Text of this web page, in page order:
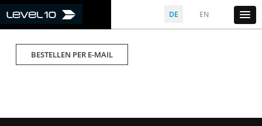
DE EN
BESTELLEN PER E-MAIL